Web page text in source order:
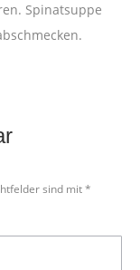
Spinatsuppe
sind mit*